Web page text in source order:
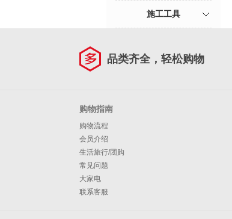
施工工具
品类齐全，轻松购物
购物指南
购物流程
会员介绍
生活旅行/团购
常见问题
大家电
联系客服